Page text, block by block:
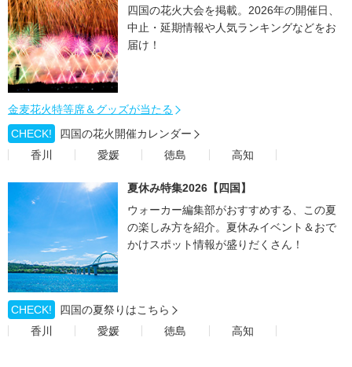
四国の花火大会を掲載。2026年の開催日、
中止・延期情報や人気ランキングなどをお
届け！
金麦花火特等席＆グッズが当たる
CHECK!
四国の花火開催カレンダー
香川
愛媛 徳島 高知
夏休み特集2026【四国】
ウォーカー編集部がおすすめする、この夏
の楽しみ方を紹介。夏休みイベント＆おで
かけスポット情報が盛りだくさん！
CHECK!
四国の夏祭りはこちら
香川
愛媛 徳島 高知